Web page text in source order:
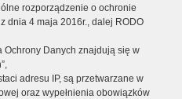
rozporządzenie o ochronie
dnia 4 maja 2016r., dalej RODO
Ochrony Danych znajdują się w
adresu IP, są przetwarzane w
oraz wypełnienia obowiązków